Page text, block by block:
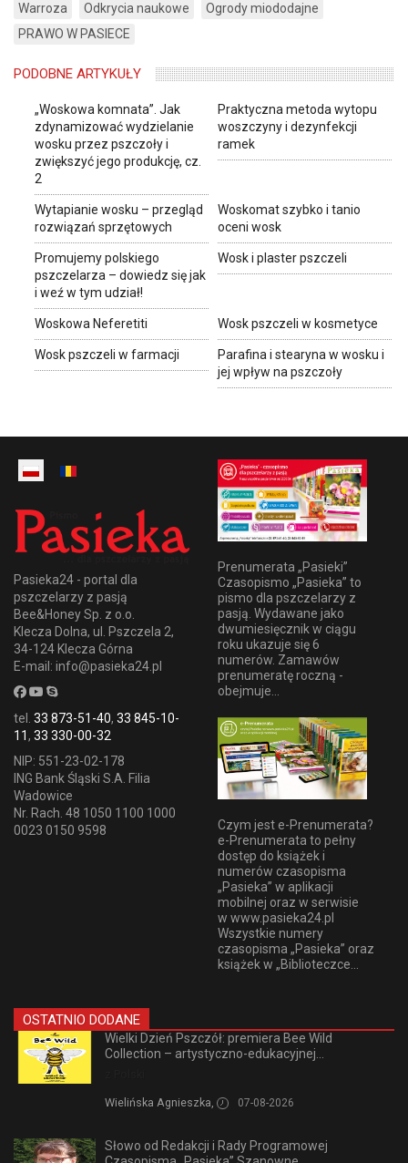
Warroza
Odkrycia naukowe
Ogrody miododajne
PRAWO W PASIECE
PODOBNE ARTYKUŁY
„Woskowa komnata”. Jak
zdynamizować wydzielanie
wosku przez pszczoły i
zwiększyć jego produkcję, cz.
2
Praktyczna metoda wytopu
woszczyny i dezynfekcji
ramek
Wytapianie wosku – przegląd
rozwiązań sprzętowych
Woskomat szybko i tanio
oceni wosk
Promujemy polskiego
pszczelarza – dowiedz się jak
i weź w tym udział!
Wosk i plaster pszczeli
Woskowa Neferetiti Wosk pszczeli w kosmetyce
Wosk pszczeli w farmacji
Parafina i stearyna w wosku i
jej wpływ na pszczoły
Pasieka24 - portal dla
pszczelarzy z pasją
Bee&Honey Sp. z o.o.
Klecza Dolna, ul. Pszczela 2,
34-124 Klecza Górna
E-mail: info@pasieka24.pl
tel. 33 873-51-40, 33 845-10-
11, 33 330-00-32
NIP: 551-23-02-178
ING Bank Śląski S.A. Filia
Wadowice
Nr. Rach. 48 1050 1100 1000
0023 0150 9598
Prenumerata „Pasieki”
Czasopismo „Pasieka” to
pismo dla pszczelarzy z
pasją. Wydawane jako
dwumiesięcznik w ciągu
roku ukazuje się 6
numerów. Zamawów
prenumeratę roczną -
obejmuje...
Czym jest e-Prenumerata?
e-Prenumerata to pełny
dostęp do książek i
numerów czasopisma
„Pasieka” w aplikacji
mobilnej oraz w serwisie
w www.pasieka24.pl
Wszystkie numery
czasopisma „Pasieka” oraz
książek w „Biblioteczce...
OSTATNIO DODANE
Wielki Dzień Pszczół: premiera Bee Wild
Collection – artystyczno-edukacyjnej...
Wielińska Agnieszka, 07-08-2026
Słowo od Redakcji i Rady Programowej